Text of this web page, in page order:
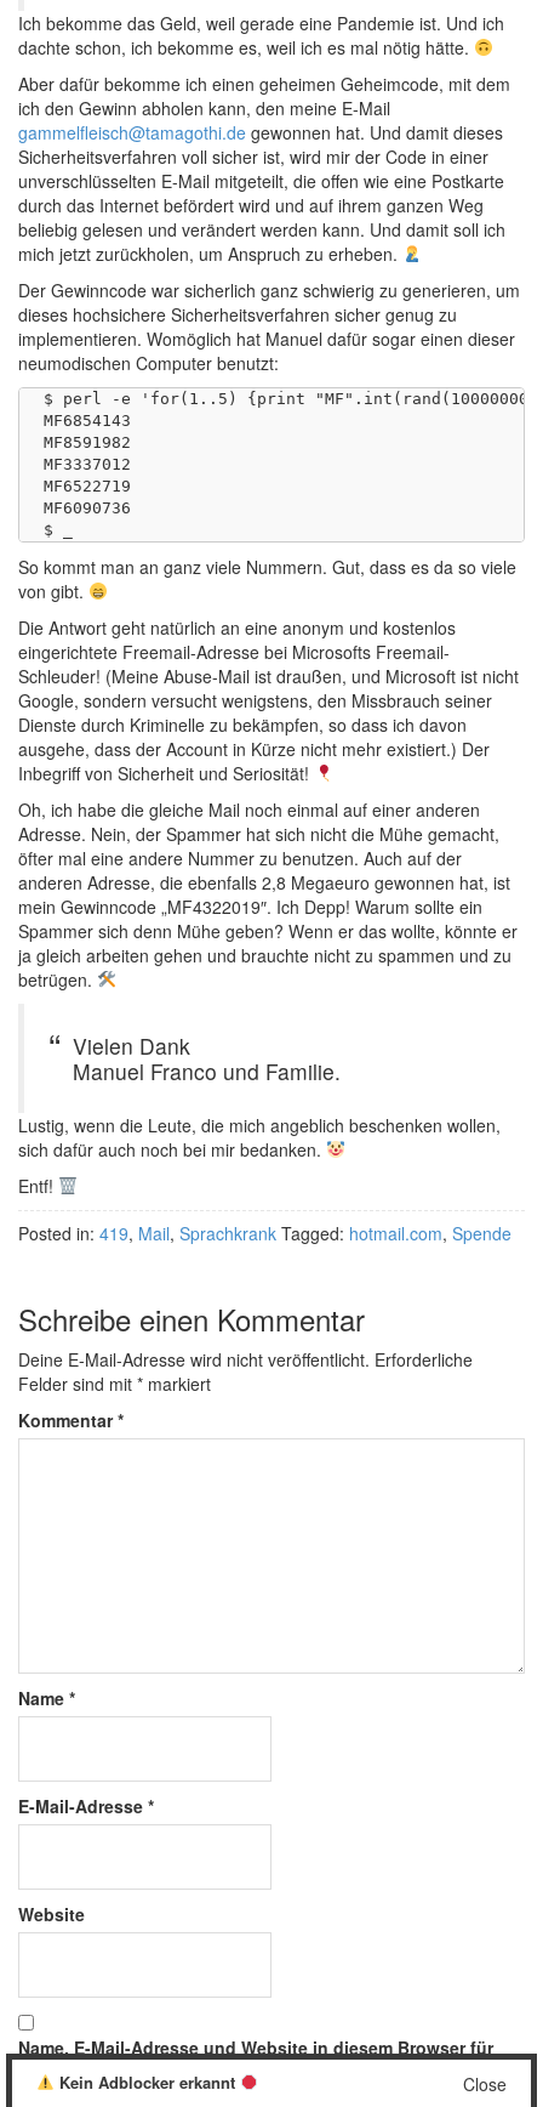
Ich bekomme das Geld, weil gerade eine Pandemie ist. Und ich
dachte schon, ich bekomme es, weil ich es mal nötig hätte.
Aber dafür bekomme ich einen geheimen Geheimcode, mit dem
ich den Gewinn abholen kann, den meine E-Mail
gammelfleisch@tamagothi.de gewonnen hat. Und damit dieses
Sicherheitsverfahren voll sicher ist, wird mir der Code in einer
unverschlüsselten E-Mail mitgeteilt, die offen wie eine Postkarte
durch das Internet befördert wird und auf ihrem ganzen Weg
beliebig gelesen und verändert werden kann. Und damit soll ich
mich jetzt zurückholen, um Anspruch zu erheben.
Der Gewinncode war sicherlich ganz schwierig zu generieren, um
dieses hochsichere Sicherheitsverfahren sicher genug zu
implementieren. Womöglich hat Manuel dafür sogar einen dieser
neumodischen Computer benutzt:
$ perl -e 'for(1..5) {print
MF6854143
MF8591982
MF3337012
MF6522719
MF6090736
So kommt man an ganz viele Nummern. Gut, dass es da so viele
von gibt.
Die Antwort geht natürlich an eine anonym und kostenlos
eingerichtete Freemail-Adresse bei Microsofts Freemail-
Schleuder! (Meine Abuse-Mail ist draußen, und Microsoft ist nicht
Google, sondern versucht wenigstens, den Missbrauch seiner
Dienste durch Kriminelle zu bekämpfen, so dass ich davon
ausgehe, dass der Account in Kürze nicht mehr existiert.) Der
Inbegriff von Sicherheit und Seriosität!
Oh, ich habe die gleiche Mail noch einmal auf einer anderen
Adresse. Nein, der Spammer hat sich nicht die Mühe gemacht,
öfter mal eine andere Nummer zu benutzen. Auch auf der
anderen Adresse, die ebenfalls 2,8 Megaeuro gewonnen hat, ist
mein Gewinncode „MF4322019″. Ich Depp! Warum sollte ein
Spammer sich denn Mühe geben? Wenn er das wollte, könnte er
ja gleich arbeiten gehen und brauchte nicht zu spammen und zu
betrügen.
Vielen Dank
Manuel Franco und Familie.
Lustig, wenn die Leute, die mich angeblich beschenken wollen,
sich dafür auch noch bei mir bedanken.
Entf!
Posted in: 419, Mail, Sprachkrank Tagged: hotmail.com, Spende
Schreibe einen Kommentar
Deine E-Mail-Adresse wird nicht veröffentlicht. Erforderliche
Felder sind mit * markiert
Kommentar*
Name *
E-Mail-Adresse *
Website
Name, E-Mail-Adresse und Website in diesem Browser für
meinen nächsten Kommentar speichern.
Close
Kein Adblocker erkannt